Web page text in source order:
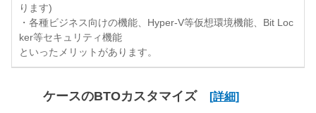
ります)
・各種ビジネス向けの機能、Hyper-V等仮想環境機能、Bit Loc
ker等セキュリティ機能
といったメリットがあります。
ケースのBTOカスタマイズ [詳細]